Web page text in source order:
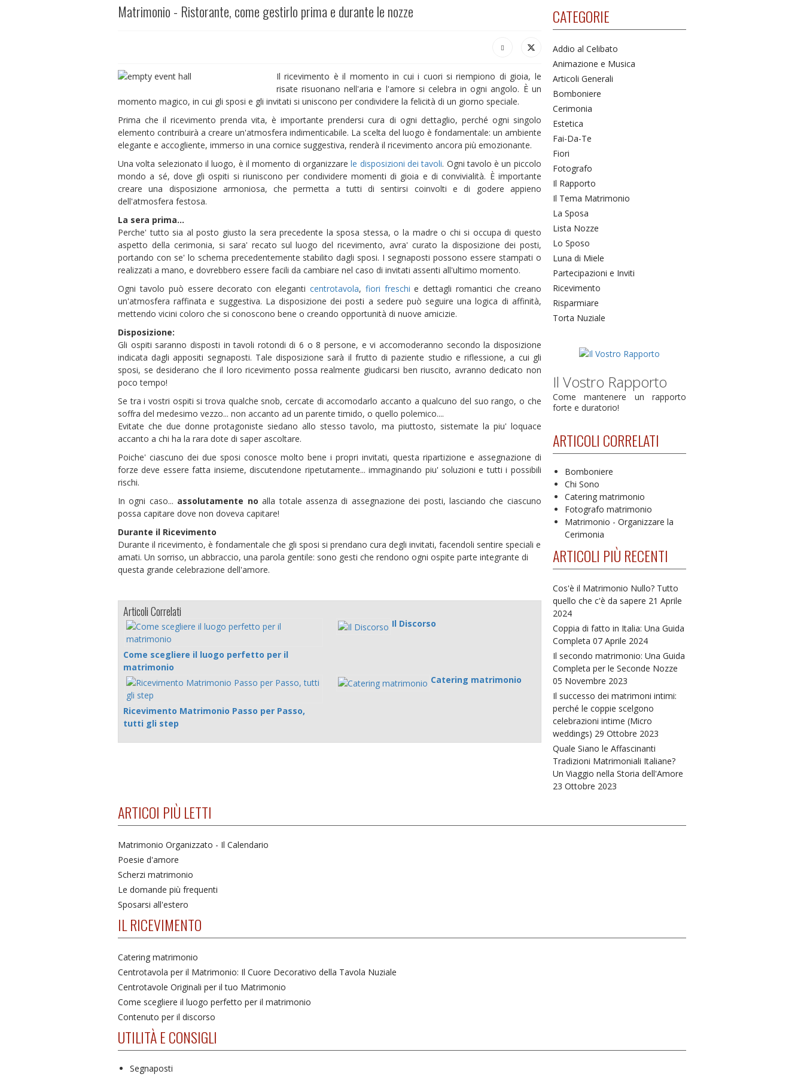
Matrimonio - Ristorante, come gestirlo prima e durante le nozze
Il ricevimento è il momento in cui i cuori si riempiono di gioia, le
risate risuonano nell'aria e l'amore si celebra in ogni angolo. È un
momento magico, in cui gli sposi e gli invitati si uniscono per condividere la felicità di un giorno speciale.
Prima che il ricevimento prenda vita, è importante prendersi cura di ogni dettaglio, perché ogni singolo
elemento contribuirà a creare un'atmosfera indimenticabile. La scelta del luogo è fondamentale: un ambiente
elegante e accogliente, immerso in una cornice suggestiva, renderà il ricevimento ancora più emozionante.
Una volta selezionato il luogo, è il momento di organizzarele disposizioni dei tavoli. Ogni tavolo è un piccolo
mondo a sé, dove gli ospiti si riuniscono per condividere momenti di gioia e di convivialità. È importante
creare una disposizione armoniosa, che permetta a tutti di sentirsi coinvolti e di godere appieno
dell'atmosfera festosa.
La sera prima...
Perche' tutto sia al posto giusto la sera precedente la sposa stessa, o la madre o chi si occupa di questo
aspetto della cerimonia, si sara' recato sul luogo del ricevimento, avra' curato la disposizione dei posti,
portando con se' lo schema precedentemente stabilito dagli sposi. I segnaposti possono essere stampati o
realizzati a mano, e dovrebbero essere facili da cambiare nel caso di invitati assenti all'ultimo momento.
Ogni tavolo può essere decorato con eleganti centrotavola, fiori freschi e dettagli romantici che creano
un'atmosfera raffinata e suggestiva. La disposizione dei posti a sedere può seguire una logica di affinità,
mettendo vicini coloro che si conoscono bene o creando opportunità di nuove amicizie.
Disposizione:
Gli ospiti saranno disposti in tavoli rotondi di 6 o 8 persone, e vi accomoderanno secondo la disposizione
indicata dagli appositi segnaposti. Tale disposizione sarà il frutto di paziente studio e riflessione, a cui gli
sposi, se desiderano che il loro ricevimento possa realmente giudicarsi ben riuscito, avranno dedicato non
poco tempo!
Se tra i vostri ospiti si trova qualche snob, cercate di accomodarlo accanto a qualcuno del suo rango, o che
soffra del medesimo vezzo... non accanto ad un parente timido, o quello polemico....
Evitate che due donne protagoniste siedano allo stesso tavolo, ma piuttosto, sistemate la piu' loquace
accanto a chi ha la rara dote di saper ascoltare.
Poiche' ciascuno dei due sposi conosce molto bene i propri invitati, questa ripartizione e assegnazione di
forze deve essere fatta insieme, discutendone ripetutamente... immaginando piu' soluzioni e tutti i possibili
rischi.
In ogni caso... assolutamente no alla totale assenza di assegnazione dei posti, lasciando che ciascuno
possa capitare dove non doveva capitare!
Durante il Ricevimento
Durante il ricevimento, è fondamentale che gli sposi si prendano cura degli invitati, facendoli sentire speciali e
amati. Un sorriso, un abbraccio, una parola gentile: sono gesti che rendono ogni ospite parte integrante di
questa grande celebrazione dell'amore.
Articoli Correlati
Come scegliere il luogo perfetto per il
matrimonio
Il Discorso
Ricevimento Matrimonio Passo per Passo,
tutti gli step
Catering matrimonio
CATEGORIE
Addio al Celibato
Animazione e Musica
Articoli Generali
Bomboniere
Cerimonia
Estetica
Fai-Da-Te
Fiori
Fotografo
Il Rapporto
Il Tema Matrimonio
La Sposa
Lista Nozze
Lo Sposo
Luna di Miele
Partecipazioni e Inviti
Ricevimento
Risparmiare
Torta Nuziale
Il Vostro Rapporto
Come mantenere un rapporto
forte e duratorio!
ARTICOLI CORRELATI
Bomboniere
Chi Sono
Catering matrimonio
Fotografo matrimonio
Matrimonio - Organizzare la
Cerimonia
ARTICOLI PIÙ RECENTI
Cos'è il Matrimonio Nullo? Tutto
quello che c'è da sapere 21 Aprile
2024
Coppia di fatto in Italia: Una Guida
Completa 07 Aprile 2024
Il secondo matrimonio: Una Guida
Completa per le Seconde Nozze
05 Novembre 2023
Il successo dei matrimoni intimi:
perché le coppie scelgono
celebrazioni intime (Micro
weddings) 29 Ottobre 2023
Quale Siano le Affascinanti
Tradizioni Matrimoniali Italiane?
Un Viaggio nella Storia dell'Amore
23 Ottobre 2023
ARTICOI PIÙ LETTI
Matrimonio Organizzato - Il Calendario
Poesie d'amore
Scherzi matrimonio
Le domande più frequenti
Sposarsi all'estero
IL RICEVIMENTO
Catering matrimonio
Centrotavola per il Matrimonio: Il Cuore Decorativo della Tavola Nuziale
Centrotavole Originali per il tuo Matrimonio
Come scegliere il luogo perfetto per il matrimonio
Contenuto per il discorso
UTILITÀ E CONSIGLI
Segnaposti